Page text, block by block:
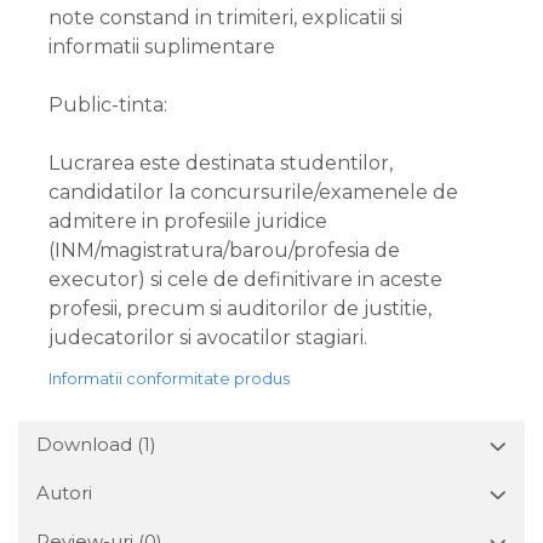
note constand in trimiteri, explicatii si
informatii suplimentare
Public-tinta:
Lucrarea este destinata studentilor,
candidatilor la concursurile/examenele de
admitere in profesiile juridice
(INM/magistratura/barou/profesia de
executor) si cele de definitivare in aceste
profesii, precum si auditorilor de justitie,
judecatorilor si avocatilor stagiari.
Informatii conformitate produs
Download (1)
Autori